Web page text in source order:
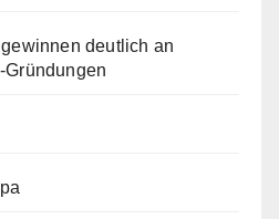
deutlich an
Gründungen